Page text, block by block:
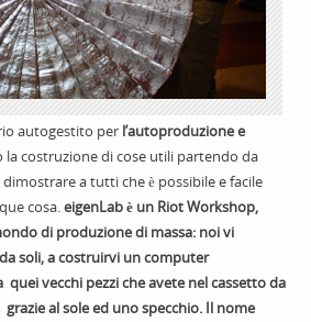
autogestito perl’autoproduzione e
costruzione di cose utili partendo da
a tutti che è possibile e facile
cosa.eigenLab è un Riot Workshop,
di produzione di massa: noi vi
soli, a costruirvi un computer
vecchi pezzi che avete nel cassetto da
al sole ed uno specchio. Il nome